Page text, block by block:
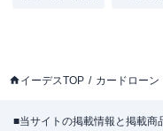
イーデスTOP カードローン
■当サイトの掲載情報と掲載商